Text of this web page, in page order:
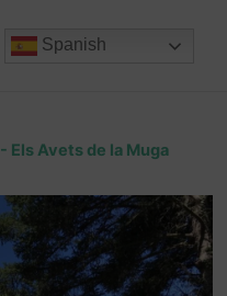
Spanish
Els Avets de la Muga